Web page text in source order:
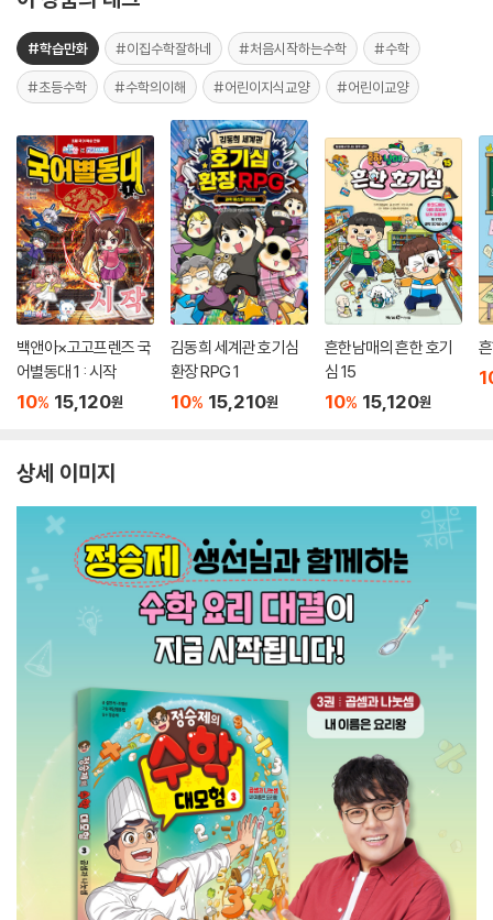
#학습만화 #이집수학잘하네 #처음시작하는수학 #수학
#초등수학 #수학의이해 #어린이지식교양 #어린이교양
백앤아×고고프렌즈 국
어별동대 1 : 시작
10% 15,120원
김동희 세계관 호기심
환장 RPG 1
10% 15,210원
흔한남매의 흔한 호기
심 15
10% 15,120원
상세 이미지